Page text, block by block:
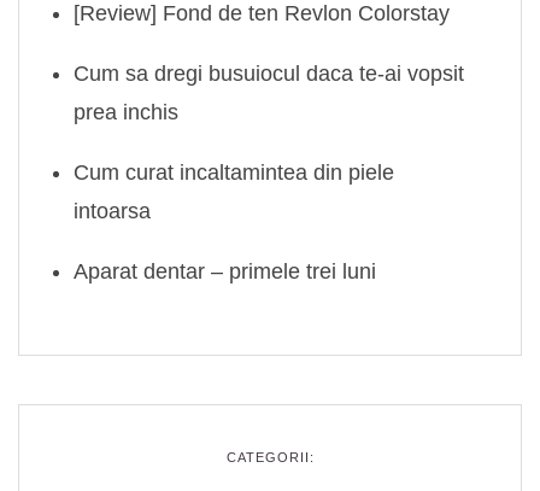
[Review] Fond de ten Revlon Colorstay
Cum sa dregi busuiocul daca te-ai vopsit
prea inchis
Cum curat incaltamintea din piele
intoarsa
Aparat dentar – primele trei luni
CATEGORII: